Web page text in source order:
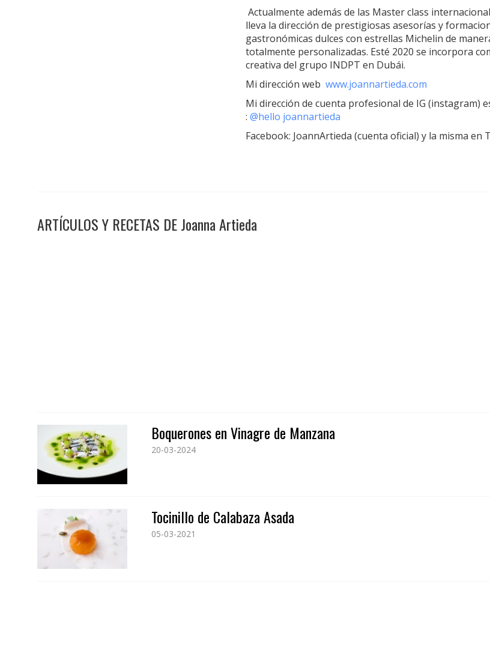
Actualmente además de las Master class
lleva la dirección de prestigiosas asesorías y
gastronómicas dulces con estrellas Michelin de
totalmente personalizadas. Esté 2020 se incorpora
creativa del grupo INDPT en Dubái.
Mi dirección webwww.joannartieda.com
Mi dirección de cuenta profesional de IG (instagram)
:@hello joannartieda
Facebook: JoannArtieda (cuenta oficial) y la misma en
ARTÍCULOS Y RECETAS DE Joanna Artieda
Boquerones en Vinagre de Manzana
20-03-2024
Tocinillo de Calabaza Asada
05-03-2021